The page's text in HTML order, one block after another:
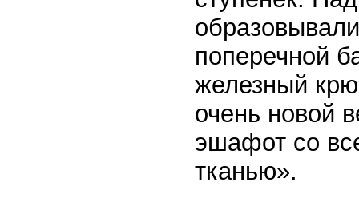
поперечной
железный
очень новой
эшафот со
тканью».